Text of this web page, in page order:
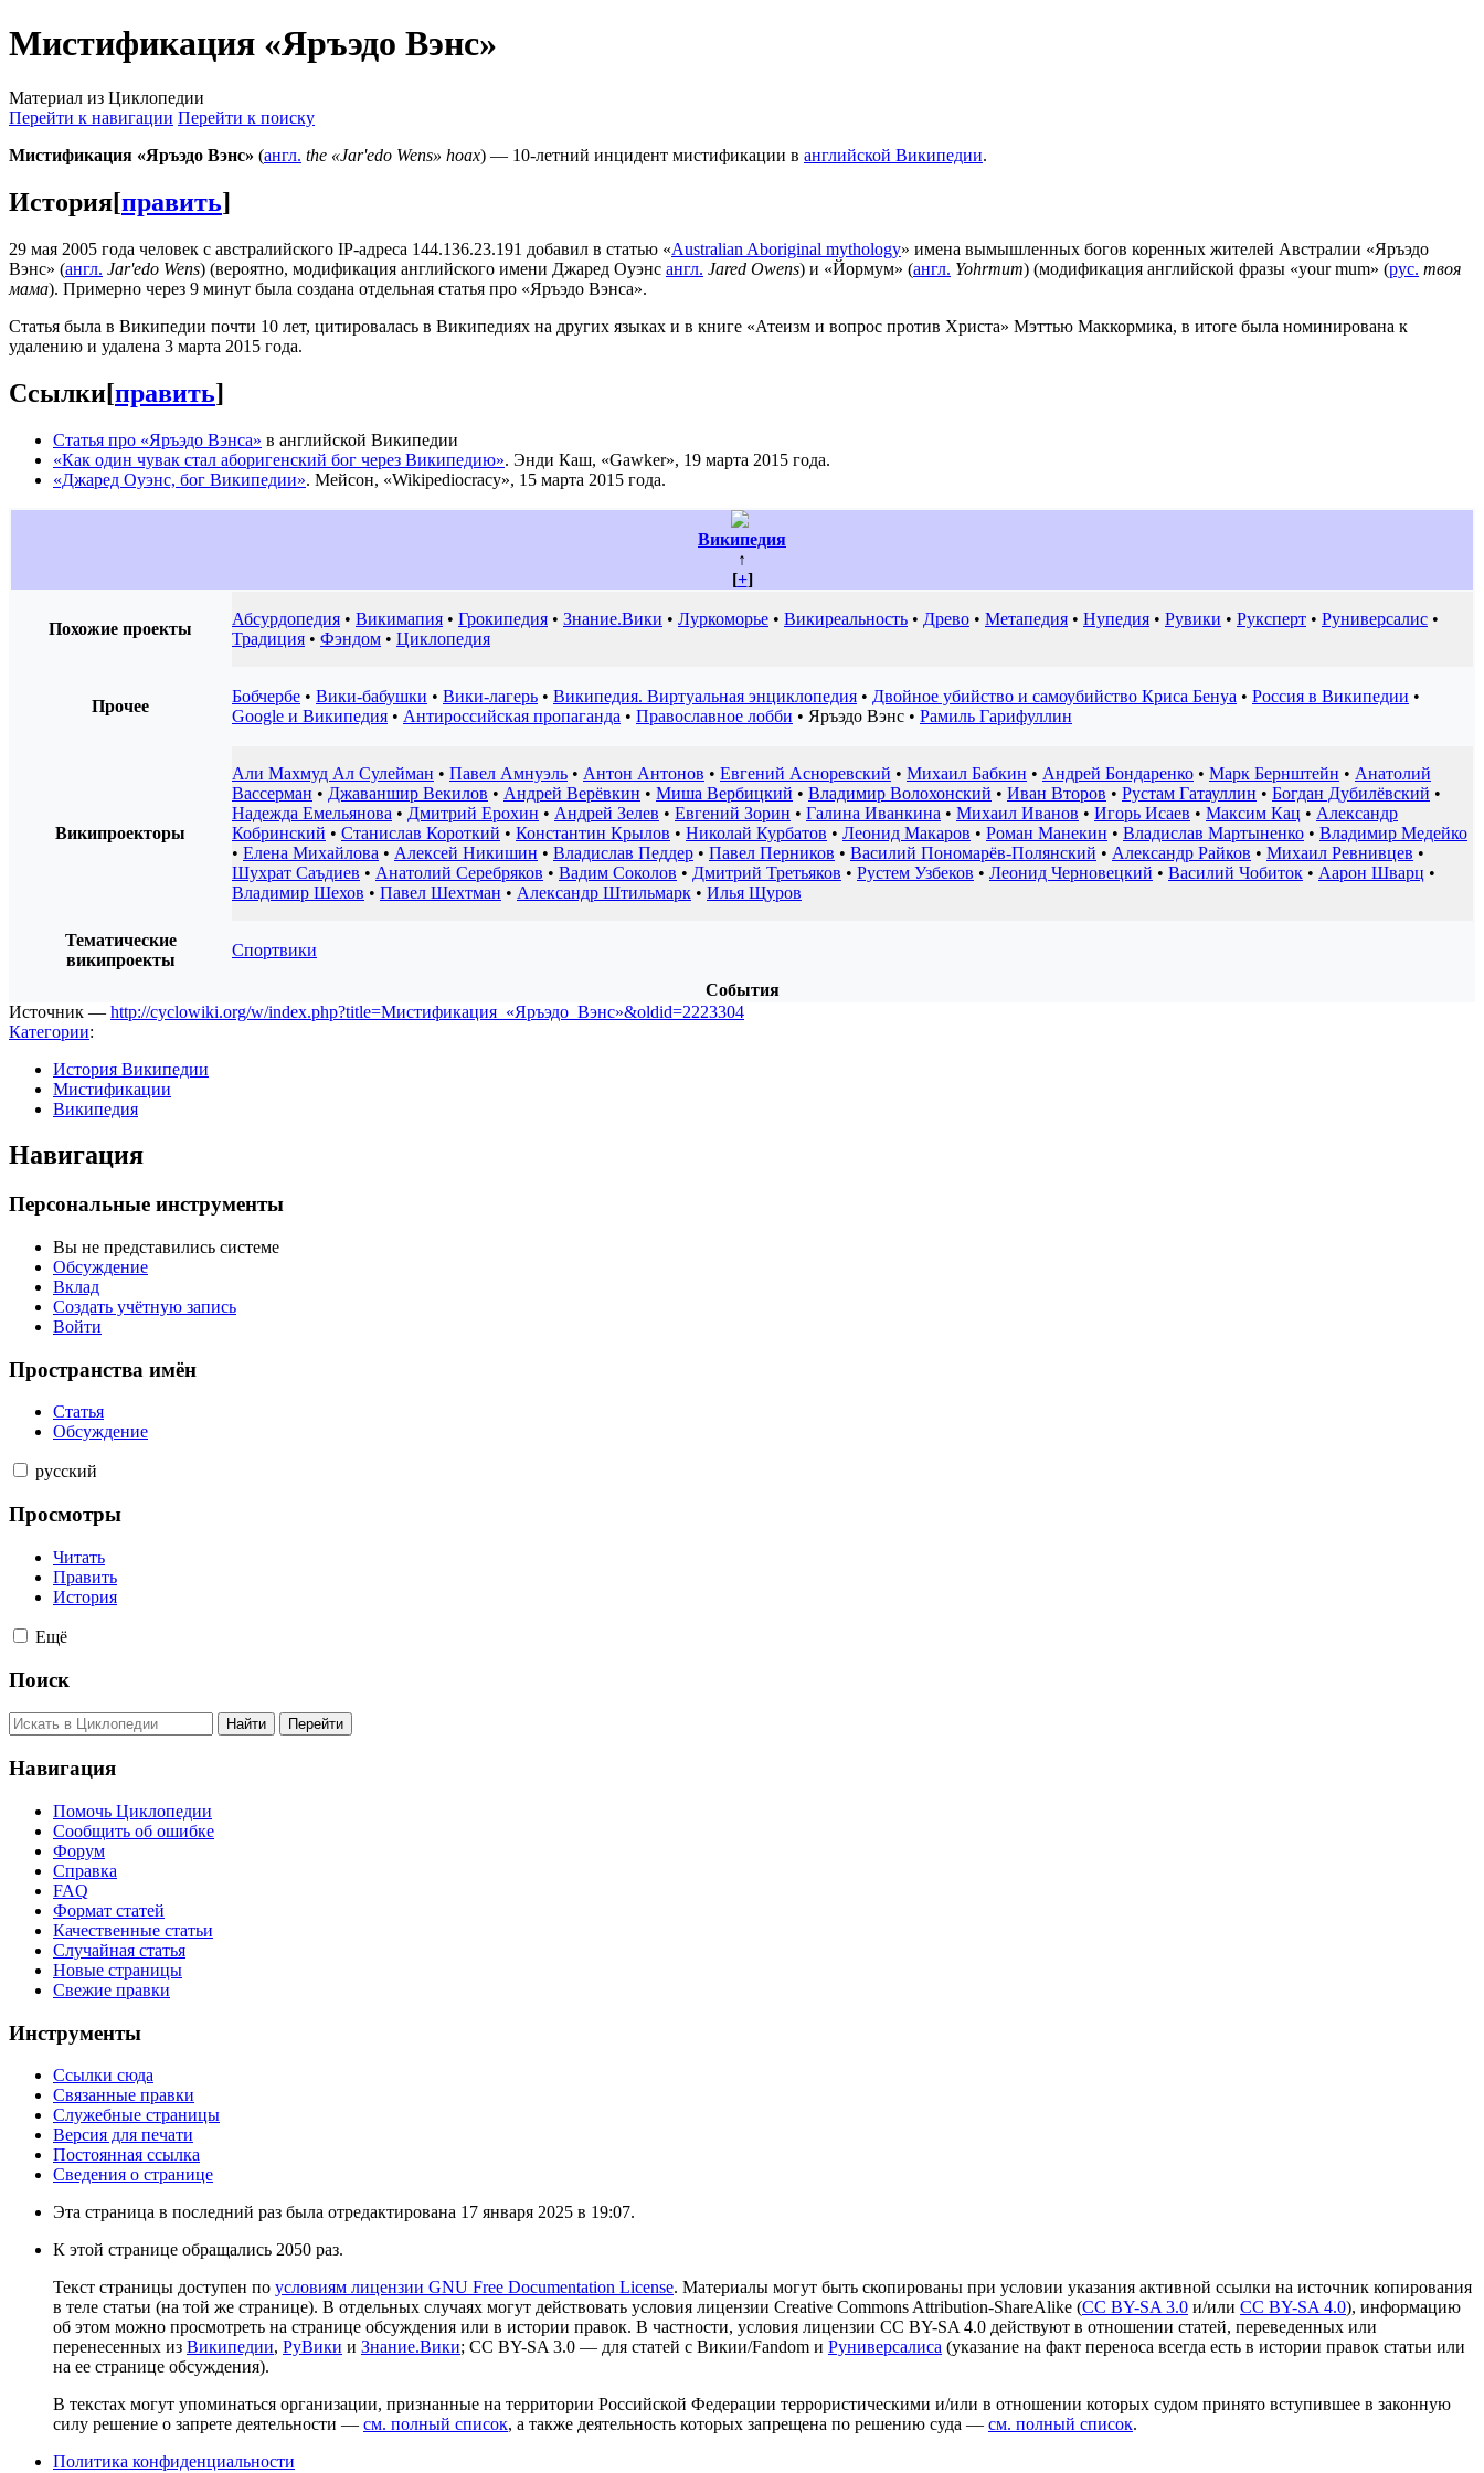
Мистификация «Яръэдо Вэнс»
Материал из Циклопедии
Перейти к навигации Перейти к поиску
Мистификация «Яръэдо Вэнс» (англ. the «Jar'edo Wens» hoax) — 10-летний инцидент мистификации в английской Википедии.
История[править]
29 мая 2005 года человек с австралийского IP-адреса 144.136.23.191 добавил в статью «Australian Aboriginal mythology» имена вымышленных богов коренных жителей Австралии «Яръэдо
Вэнс» (англ. Jar'edo Wens) (вероятно, модификация английского имени Джаред Оуэнс англ. Jared Owens) и «Йормум» (англ. Yohrmum) (модификация английской фразы «your mum» (рус. твоя
мама). Примерно через 9 минут была создана отдельная статья про «Яръэдо Вэнса».
Статья была в Википедии почти 10 лет, цитировалась в Википедиях на других языках и в книге «Атеизм и вопрос против Христа» Мэттью Маккормика, в итоге была номинирована к
удалению и удалена 3 марта 2015 года.
Ссылки[править]
Статья про «Яръэдо Вэнса» в английской Википедии
«Как один чувак стал аборигенский бог через Википедию». Энди Каш, «Gawker», 19 марта 2015 года.
«Джаред Оуэнс, бог Википедии». Мейсон, «Wikipediocracy», 15 марта 2015 года.
Википедия
↑
[+]
Похожие проекты
Абсурдопедия • Викимапия • Грокипедия • Знание.Вики • Луркоморье • Викиреальность • Древо • Метапедия • Нупедия • Рувики • Руксперт • Руниверсалис •
Традиция • Фэндом • Циклопедия
Прочее
Бобчербе • Вики-бабушки • Вики-лагерь • Википедия. Виртуальная энциклопедия • Двойное убийство и самоубийство Криса Бенуа • Россия в Википедии •
Google и Википедия • Антироссийская пропаганда • Православное лобби • Яръэдо Вэнс • Рамиль Гарифуллин
Википроекторы
Али Махмуд Ал Сулейман • Павел Амнуэль • Антон Антонов • Евгений Асноревский • Михаил Бабкин • Андрей Бондаренко • Марк Бернштейн • Анатолий
Вассерман • Джаваншир Векилов • Андрей Верёвкин • Миша Вербицкий • Владимир Волохонский • Иван Второв • Рустам Гатауллин • Богдан Дубилёвский •
Надежда Емельянова • Дмитрий Ерохин • Андрей Зелев • Евгений Зорин • Галина Иванкина • Михаил Иванов • Игорь Исаев • Максим Кац • Александр
Кобринский • Станислав Короткий • Константин Крылов • Николай Курбатов • Леонид Макаров • Роман Манекин • Владислав Мартыненко • Владимир Медейко
• Елена Михайлова • Алексей Никишин • Владислав Педдер • Павел Перников • Василий Пономарёв-Полянский • Александр Райков • Михаил Ревнивцев •
Шухрат Саъдиев • Анатолий Серебряков • Вадим Соколов • Дмитрий Третьяков • Рустем Узбеков • Леонид Черновецкий • Василий Чобиток • Аарон Шварц •
Владимир Шехов • Павел Шехтман • Александр Штильмарк • Илья Щуров
Тематические
википроекты
Спортвики
События
Источник — http://cyclowiki.org/w/index.php?title=Мистификация_«Яръэдо_Вэнс»&oldid=2223304
Категории:
История Википедии
Мистификации
Википедия
Навигация
Персональные инструменты
Вы не представились системе
Обсуждение
Вклад
Создать учётную запись
Войти
Пространства имён
Статья
Обсуждение
русский
Просмотры
Читать
Править
История
Ещё
Поиск
Навигация
Помочь Циклопедии
Сообщить об ошибке
Форум
Справка
FAQ
Формат статей
Качественные статьи
Случайная статья
Новые страницы
Свежие правки
Инструменты
Ссылки сюда
Связанные правки
Служебные страницы
Версия для печати
Постоянная ссылка
Сведения о странице
Эта страница в последний раз была отредактирована 17 января 2025 в 19:07.
К этой странице обращались 2050 раз.
Текст страницы доступен по условиям лицензии GNU Free Documentation License. Материалы могут быть скопированы при условии указания активной ссылки на источник копирования
в теле статьи (на той же странице). В отдельных случаях могут действовать условия лицензии Creative Commons Attribution-ShareAlike (CC BY-SA 3.0 и/или CC BY-SA 4.0), информацию
об этом можно просмотреть на странице обсуждения или в истории правок. В частности, условия лицензии CC BY-SA 4.0 действуют в отношении статей, переведенных или
перенесенных из Википедии, РуВики и Знание.Вики; CC BY-SA 3.0 — для статей с Викии/Fandom и Руниверсалиса (указание на факт переноса всегда есть в истории правок статьи или
на ее странице обсуждения).
В текстах могут упоминаться организации, признанные на территории Российской Федерации террористическими и/или в отношении которых судом принято вступившее в законную
силу решение о запрете деятельности — см. полный список, а также деятельность которых запрещена по решению суда — см. полный список.
Политика конфиденциальности